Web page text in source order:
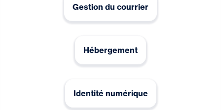
Gestion du courrier
Hébergement
Identité numérique